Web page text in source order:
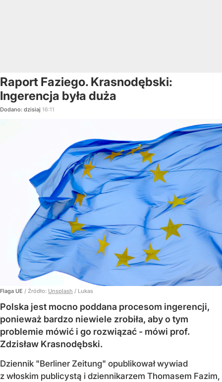
Raport Faziego. Krasnodębski:
Ingerencja była duża
Dodano: dzisiaj 16:11
Flaga UE / Źródło: Unsplash / Lukas
Polska jest mocno poddana procesom ingerencji,
ponieważ bardzo niewiele zrobiła, aby o tym
problemie mówić i go rozwiązać - mówi prof.
Zdzisław Krasnodębski.
Dziennik "Berliner Zeitung" opublikował wywiad
z włoskim publicystą i dziennikarzem Thomasem Fazim,